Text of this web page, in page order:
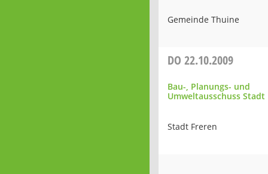
Gemeinde Thuine
DO 22.10.2009
Bau-, Planungs- und
Umweltausschuss Stadt
Stadt Freren